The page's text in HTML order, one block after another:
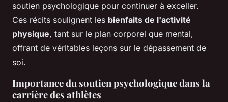
soutien psychologique pour continuer à exceller.
Ces récits soulignent les bienfaits de l'activité
physique, tant sur le plan corporel que mental,
offrant de véritables leçons sur le dépassement de
soi.
Importance du soutien psychologique dans la
carrière des athlètes